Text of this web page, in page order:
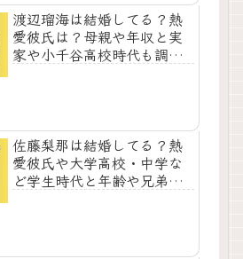
渡辺瑠海は結婚してる？熱
愛彼氏は？母親や年収と実
家や小千谷高校時代も調
佐藤梨那は結婚してる？熱
愛彼氏や大学高校・中学な
ど学生時代と年齢や兄弟も